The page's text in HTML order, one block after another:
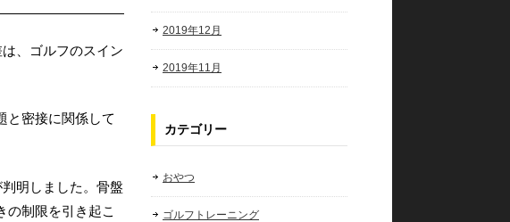
、ゴルフのスイン
と密接に関係して
明しました。骨盤
の制限を引き起こ
2019年12月
2019年11月
カテゴリー
おやつ
ゴルフトレーニング